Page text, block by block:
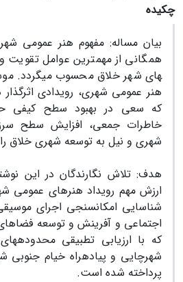
چکیده
بیان مساله: مفهوم هنر عمومی
همگانی از مهمترین عوامل تقویت و
های شهر خلاق محسوب می­گردد.
هنر عمومی شهری، رویدادی
که سعی در بهبود سطح کیفی
خاطرات جمعی، افزایش سطح
شهری و نیل به توسعه شهری خلاق را
هدف: تلاش نگارندگان در این
ارزش مهم رویداد هنرهای عمومی
شناسایی امکان­سنجی اجرای
اجتماعی و آفرینش و توسعه
که با ارزیابی تطبیقی
شهرچایی و پیاده­راه خیام جنوبی
پرداخته شده است.